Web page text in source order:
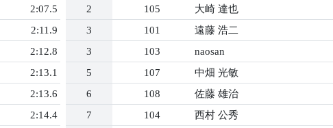
2:07.5
2:11.9
2:12.8
2:13.1
2:13.6
2:14.4
2
105 大崎 達也
3
101 遠藤 浩二
3
103 naosan
5
107 中畑 光敏
6
108 佐藤 雄治
7
104 西村 公秀